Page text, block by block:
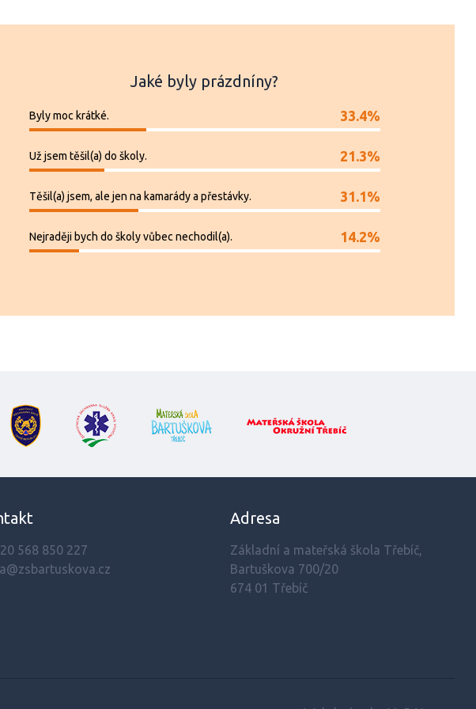
Jaké byly prázdníny?
33.4%
Byly moc krátké.
21.3%
Už jsem těšil(a) do školy.
31.1%
Těšil(a) jsem, ale jen na kamarády a přestávky.
14.2%
Nejraději bych do školy vůbec nechodil(a).
568 850 227
Adresa
Základní a mateřská škola Třebíč,
Bartuškova 700/20
674 01 Třebíč